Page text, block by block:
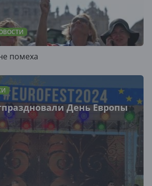
помеха
День Европы